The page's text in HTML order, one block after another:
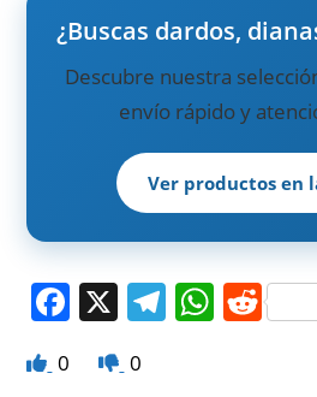
¿Buscas dardos,
Descubre nuestra
envío rápido y
Ver productos en
F X T W R
0 0